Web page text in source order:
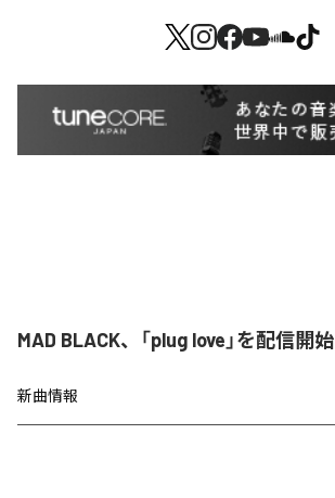
MAD BLACK、「plug love」を配信開始
新曲情報